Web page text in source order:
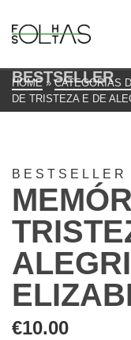
BESTSELLER
HOME » CATEGORIAS
DE TRISTEZA E DE
BESTSELLER
€10.00